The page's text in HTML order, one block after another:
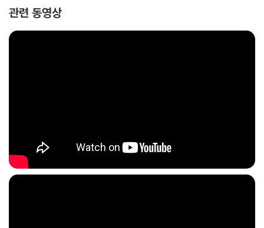
장 알기 어려운 실용 정보를 구체적으로 담았다.
2단계는 나의 가치를 지금보다 10배 더 높이는 태도와 기술을 소개한다.
게 필요한 역량과 마음가짐, 가족·연인·친구 등 다양한 인간관계에서 발생
하는 가스라이팅 등 문제를 파악하고 전화위복으로 삼는 방법에 대해 공유
한다.
관련 동영상